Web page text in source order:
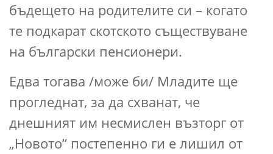
бъдещето на родителите си – когато
те подкарат скотското съществуване
на български пенсионери.
Едва тогава /може би/ Младите ще
прогледнат, за да схванат, че
днешният им несмислен възторг от
„Новото“ постепенно ги е лишил от